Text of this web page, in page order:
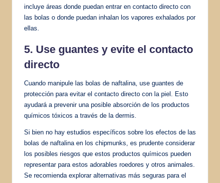
incluye áreas donde puedan entrar en contacto directo con
las bolas o donde puedan inhalan los vapores exhalados por
ellas.
5. Use guantes y evite el contacto
directo
Cuando manipule las bolas de naftalina, use guantes de
protección para evitar el contacto directo con la piel. Esto
ayudará a prevenir una posible absorción de los productos
químicos tóxicos a través de la dermis.
Si bien no hay estudios específicos sobre los efectos de las
bolas de naftalina en los chipmunks, es prudente considerar
los posibles riesgos que estos productos químicos pueden
representar para estos adorables roedores y otros animales.
Se recomienda explorar alternativas más seguras para el